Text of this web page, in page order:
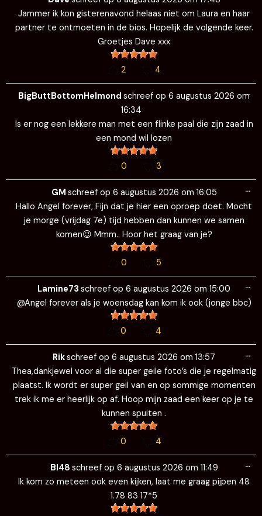
Jammer ik kon gisterenavond helaas niet om Laura en haar
partner te ontmoeten in de bios. Hopelijk de volgende keer.
Groetjes Dave xxx
2 4
BigButtBottomHelmond schreef op 6 augustus 2026 om
16:34
Is er nog een lekkere man met een flinke paal die zijn zaad in
een mond wil lozen
0 3
…
GM schreef op 6 augustus 2026 om 16:05
Hallo Angel forever, Fijn dat je hier een oproep doet. Mocht
je morge (vrijdag 7e) tijd hebben dan kunnen we samen
komen😉 Mmm.. Hoor het graag van je?
0 5
…
Lamine73 schreef op 6 augustus 2026 om 15:00
@Angel forever als je woensdag kan kom ik ook (jonge bbc)
0 4
…
Rikschreef op 6 augustus 2026 om 13:57
Thea,dankjewel voor al die super geile foto’s die je regelmatig
plaatst. Ik wordt er super geil van en op sommige momenten
trek ik me er heerlijk op af. Hoop mijn zaad een keer op je te
kunnen spuiten .
0 4
…
BI48 schreef op 6 augustus 2026 om 11:49
Ik kom zo meteen ook even kijken, laat me graag pijpen 48
1.78 83 17*5
…